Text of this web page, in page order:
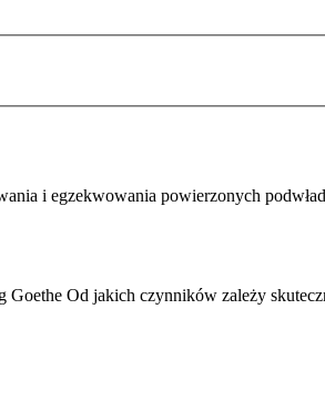
i egzekwowania powierzonych
Goethe Od jakich czynników zależy